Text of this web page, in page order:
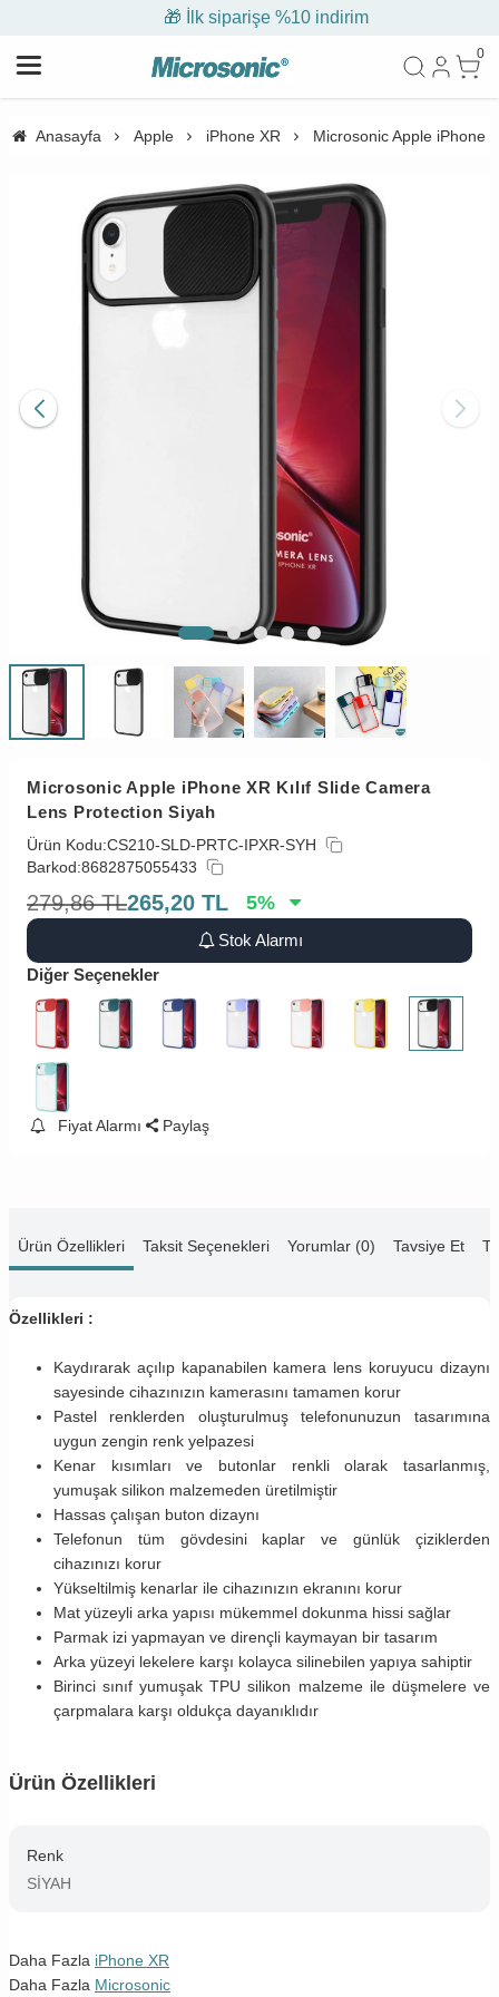
🎁 İlk siparişe %10 indirim
0
Anasayfa Apple iPhone XR Microsonic Apple iPhone
Microsonic Apple iPhone XR Kılıf Slide Camera
Lens Protection Siyah
Ürün Kodu:CS210-SLD-PRTC-IPXR-SYH
Barkod:8682875055433
279,86 TL265,20 TL 5%
Stok Alarmı
Diğer Seçenekler
Fiyat Alarmı Paylaş
Ürün Özellikleri Taksit Seçenekleri Yorumlar (0) Tavsiye Et
Özellikleri :
Kaydırarak açılıp kapanabilen kamera lens koruyucu dizaynı
sayesinde cihazınızın kamerasını tamamen korur
Pastel renklerden oluşturulmuş telefonunuzun tasarımına
uygun zengin renk yelpazesi
Kenar kısımları ve butonlar renkli olarak tasarlanmış,
yumuşak silikon malzemeden üretilmiştir
Hassas çalışan buton dizaynı
Telefonun tüm gövdesini kaplar ve günlük çiziklerden
cihazınızı korur
Yükseltilmiş kenarlar ile cihazınızın ekranını korur
Mat yüzeyli arka yapısı mükemmel dokunma hissi sağlar
Parmak izi yapmayan ve dirençli kaymayan bir tasarım
Arka yüzeyi lekelere karşı kolayca silinebilen yapıya sahiptir
Birinci sınıf yumuşak TPU silikon malzeme ile düşmelere ve
çarpmalara karşı oldukça dayanıklıdır
Ürün Özellikleri
Renk
SİYAH
Daha Fazla iPhone XR
Daha Fazla Microsonic